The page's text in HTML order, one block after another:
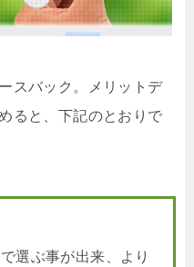
スバック。メリットデ
ると、下記のとおりで
選ぶ事が出来、より